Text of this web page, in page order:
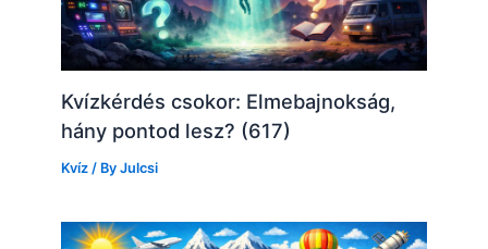
Kvízkérdés csokor: Elmebajnokság,
hány pontod lesz? (617)
Kvíz / ByJulcsi